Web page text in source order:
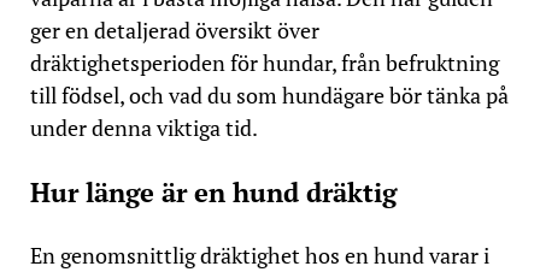
ger en detaljerad översikt över
dräktighetsperioden för hundar, från befruktning
till födsel, och vad du som hundägare bör tänka på
under denna viktiga tid.
Hur länge är en hund dräktig
En genomsnittlig dräktighet hos en hund varar i